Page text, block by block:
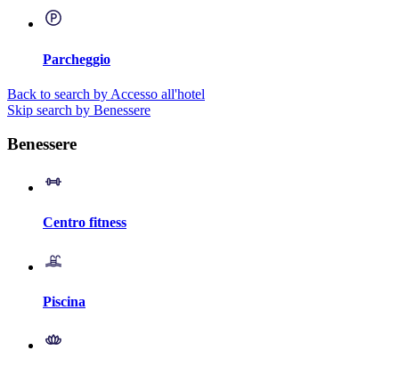
Parcheggio
Back to search by Accesso all'hotel
Skip search by Benessere
Benessere
Centro fitness
Piscina